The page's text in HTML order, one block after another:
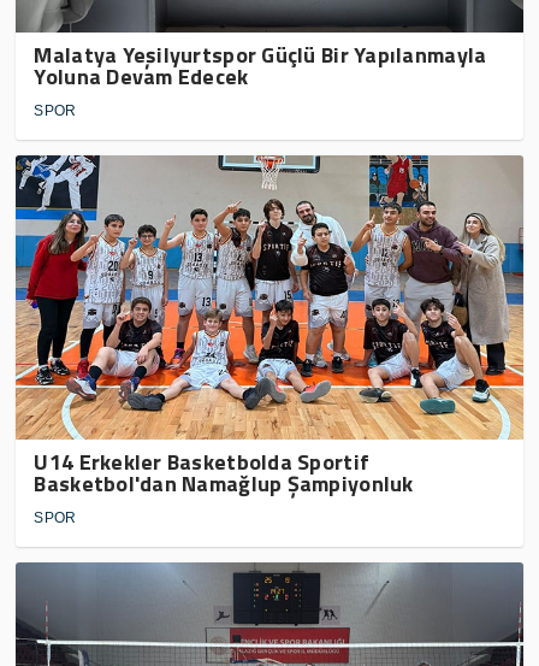
Malatya Yeşilyurtspor Güçlü Bir Yapılanmayla
Yoluna Devam Edecek
SPOR
U14 Erkekler Basketbolda Sportif
Basketbol'dan Namağlup Şampiyonluk
SPOR